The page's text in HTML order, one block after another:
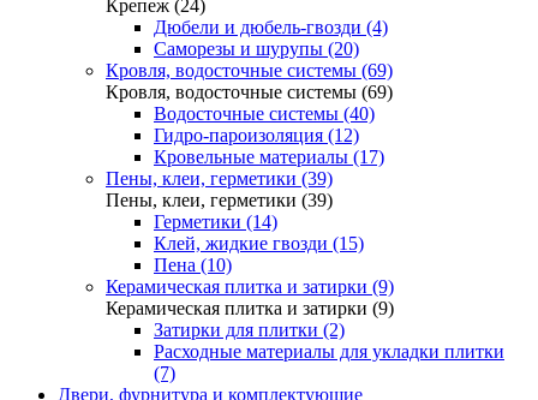
Крепеж (24)
Дюбели и дюбель-гвозди (4)
Саморезы и шурупы (20)
Кровля, водосточные системы (69)
Кровля, водосточные системы (69)
Водосточные системы (40)
Гидро-пароизоляция (12)
Кровельные материалы (17)
Пены, клеи, герметики (39)
Пены, клеи, герметики (39)
Герметики (14)
Клей, жидкие гвозди (15)
Пена (10)
Керамическая плитка и затирки (9)
Керамическая плитка и затирки (9)
Затирки для плитки (2)
Расходные материалы для укладки плитки
(7)
Двери, фурнитура и комплектующие